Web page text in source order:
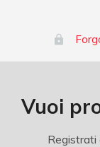
Vuoi
Registrati